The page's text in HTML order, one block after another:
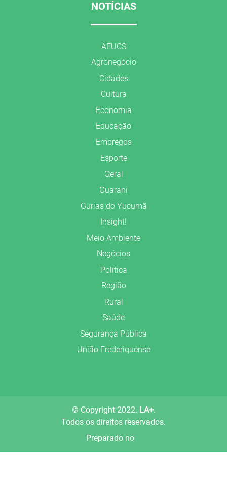
NOTÍCIAS
AFUCS
Agronegócio
Cidades
Cultura
Economia
Educação
Empregos
Esporte
Geral
Guarani
Gurias do Yucumã
Insight!
Meio Ambiente
Negócios
Política
Região
Rural
Saúde
Segurança Pública
União Frederiquense
© Copyright 2022. LA+.
Todos os direitos reservados.
Preparado no